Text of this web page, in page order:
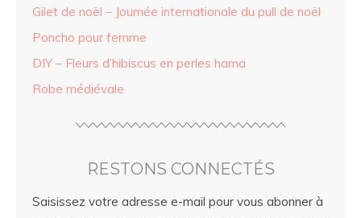
Gilet de noël – Journée internationale du pull de noël
Poncho pour femme
DIY – Fleurs d’hibiscus en perles hama
Robe médiévale
RESTONS CONNECTÉS
Saisissez votre adresse e-mail pour vous abonner à